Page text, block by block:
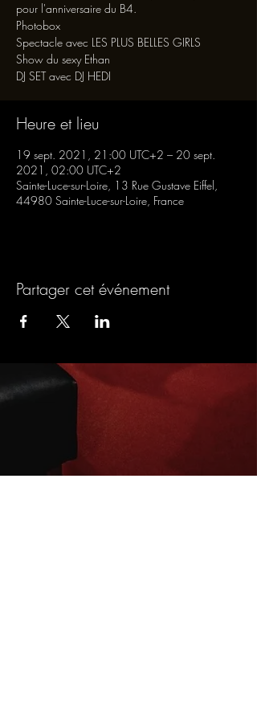
pour l'anniversaire du B4.
Photobox
Spectacle avec LES PLUS BELLES GIRLS
Show du sexy Ethan
Heure et lieu
19 sept. 2021, 21:00 UTC+2 – 20 sept.
2021, 02:00 UTC+2
Sainte-Luce-sur-Loire, 13 Rue Gustave Eiffel,
44980 Sainte-Luce-sur-Loire, France
Partager cet événement